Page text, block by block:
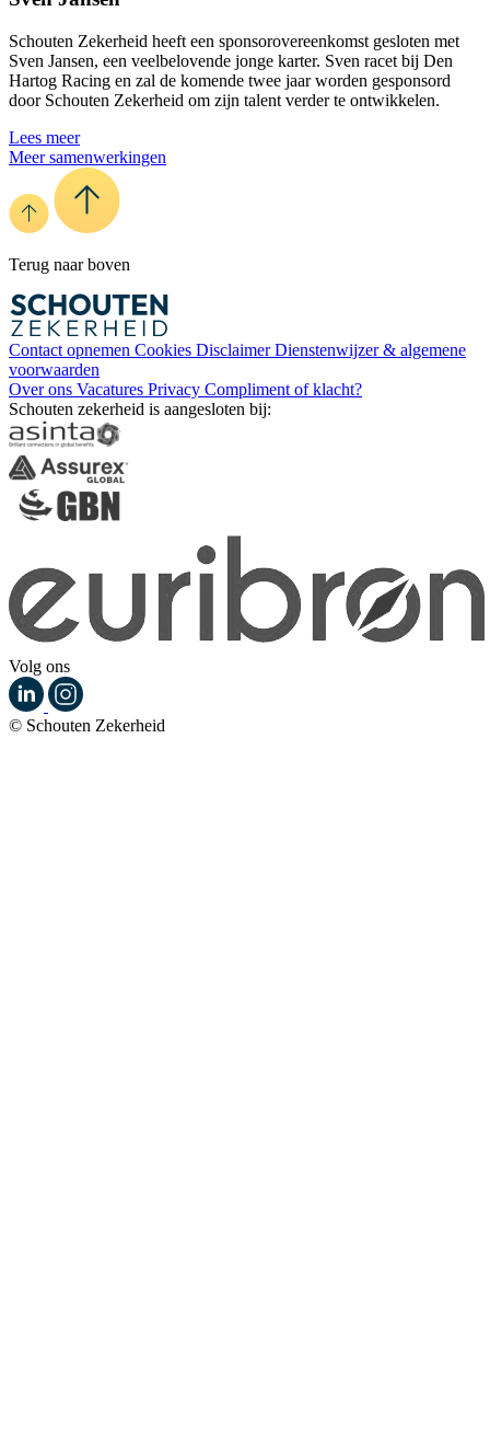
Schouten Zekerheid heeft een sponsorovereenkomst gesloten met
Sven Jansen, een veelbelovende jonge karter. Sven racet bij Den
Hartog Racing en zal de komende twee jaar worden gesponsord
door Schouten Zekerheid om zijn talent verder te ontwikkelen.
Lees meer
Meer samenwerkingen
Terug naar boven
Contact opnemen Cookies DisclaimerDienstenwijzer & algemene
voorwaarden
Over ons Vacatures Privacy Compliment of klacht?
Schouten zekerheid is aangesloten bij:
Volg ons
© Schouten Zekerheid